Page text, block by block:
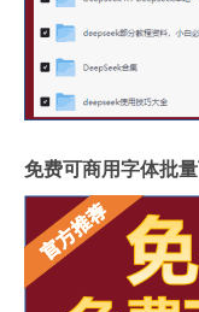
免费可商用字体批